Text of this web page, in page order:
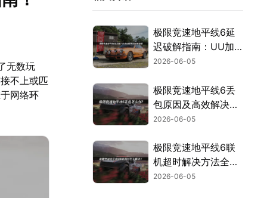
无数玩
不上或匹
网络环
极限竞速地平线6延
迟破解指南：UU加
速一步到位！
2026-06-05
极限竞速地平线6丢
包原因及高效解决方
案详解！
2026-06-05
极限竞速地平线6联
机超时解决方法全指
南！
2026-06-05